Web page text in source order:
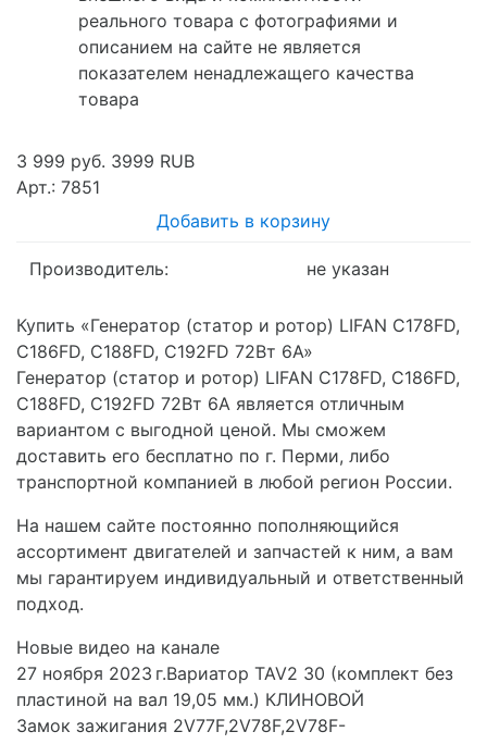
реального товара с фотографиями и
описанием на сайте не является
показателем ненадлежащего качества
товара
3 999 руб. 3999 RUB
Арт.: 7851
Добавить в корзину
Производитель: не указан
Купить «Генерaтор (стaтор и ротор) LIFAN C178FD,
C186FD, C188FD, C192FD 72Вт 6А»
Генерaтор (стaтор и ротор) LIFAN C178FD, C186FD,
C188FD, C192FD 72Вт 6А является отличным
вариантом с выгодной ценой. Мы сможем
доставить его бесплатно по г. Перми, либо
транспортной компанией в любой регион России.
На нашем сайте постоянно пополняющийся
ассортимент двигателей и запчастей к ним, а вам
мы гарантируем индивидуальный и ответственный
подход.
Новые видео на канале
27 ноября 2023 г.Вариатор TAV2 30 (комплект без
пластиной на вал 19,05 мм.) КЛИНОВОЙ
Замок зажигания 2V77F,2V78F,2V78F-